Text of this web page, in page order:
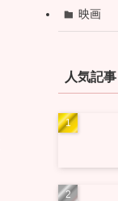
映画
人気記事